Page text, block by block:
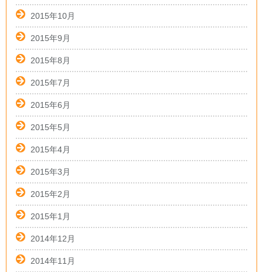
2015年10月
2015年9月
2015年8月
2015年7月
2015年6月
2015年5月
2015年4月
2015年3月
2015年2月
2015年1月
2014年12月
2014年11月